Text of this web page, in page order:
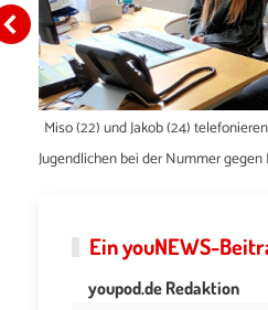
Miso (22) und Jakob (24)
Jugendlichen bei der Nummer gegen
EinyouNEWS-
youpod.de Redaktion